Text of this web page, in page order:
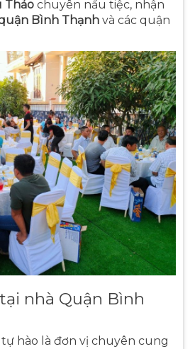
Thảo chuyên nấu tiệc, nhận
Bình Thạnh và các quận
nhà Quận Bình
tự hào là đơn vị chuyên cung